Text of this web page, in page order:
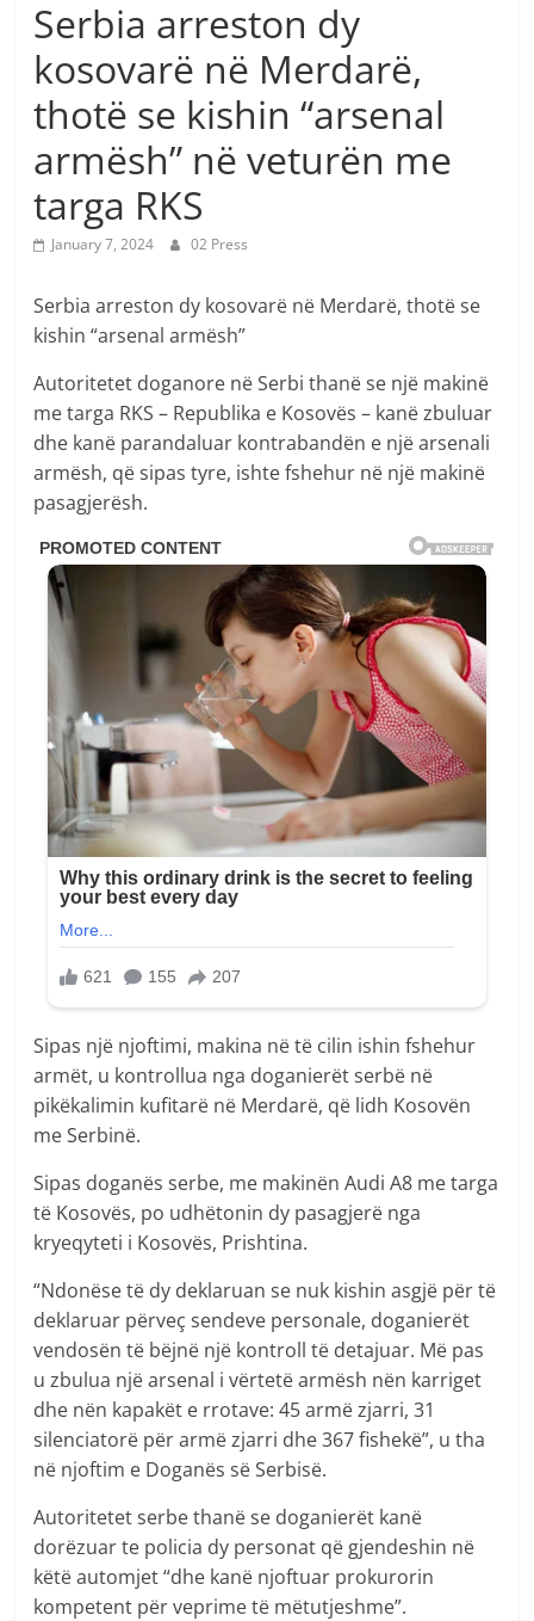
Serbia arreston dy
kosovarë në Merdarë,
thotë se kishin “arsenal
armësh” në veturën me
targa RKS
January 7, 2024 02 Press
Serbia arreston dy kosovarë në Merdarë, thotë se
kishin “arsenal armësh”
Autoritetet doganore në Serbi thanë se një makinë
me targa RKS – Republika e Kosovës – kanë zbuluar
dhe kanë parandaluar kontrabandën e një arsenali
armësh, që sipas tyre, ishte fshehur në një makinë
pasagjerësh.
Sipas një njoftimi, makina në të cilin ishin fshehur
armët, u kontrollua nga doganierët serbë në
pikëkalimin kufitarë në Merdarë, që lidh Kosovën
me Serbinë.
Sipas doganës serbe, me makinën Audi A8 me targa
të Kosovës, po udhëtonin dy pasagjerë nga
kryeqyteti i Kosovës, Prishtina.
“Ndonëse të dy deklaruan se nuk kishin asgjë për të
deklaruar përveç sendeve personale, doganierët
vendosën të bëjnë një kontroll të detajuar. Më pas
u zbulua një arsenal i vërtetë armësh nën karriget
dhe nën kapakët e rrotave: 45 armë zjarri, 31
silenciatorë për armë zjarri dhe 367 fishekë”, u tha
në njoftim e Doganës së Serbisë.
Autoritetet serbe thanë se doganierët kanë
dorëzuar te policia dy personat që gjendeshin në
këtë automjet “dhe kanë njoftuar prokurorin
kompetent për veprime të mëtutjeshme”.